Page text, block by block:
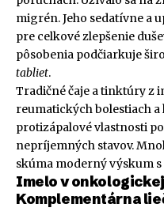
migrén. Jeho sedatívne a
pre celkové zlepšenie
pôsobenia podčiarkuje
tabliet.
Tradičné čaje a tinktúry z
reumatických bolestiach a
protizápalové vlastnosti
nepríjemných stavov.
skúma moderný výskum
Imelo v
Komplementárna